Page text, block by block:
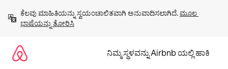
ಹೋಗಿ
ಕೆಲವು ಮಾಹಿತಿಯನ್ನು ಸ್ವಯಂಚಾಲಿತವಾಗಿ ಅನುವಾದಿಸಲಾಗಿದೆ. ಮೂಲ
ಭಾಷೆಯನ್ನು ತೋರಿಸಿ
ನಿಮ್ಮ ಸ್ಥಳವನ್ನು Airbnb ಯಲ್ಲಿ ಹಾಕಿ